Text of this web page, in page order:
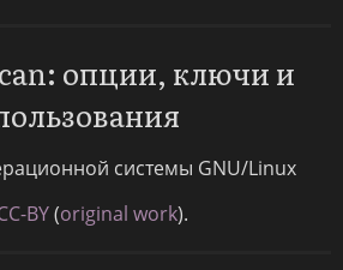
опции, ключи и
системы GNU/Linux
BY(original work).